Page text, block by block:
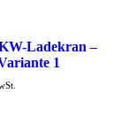
Ladekran –
1